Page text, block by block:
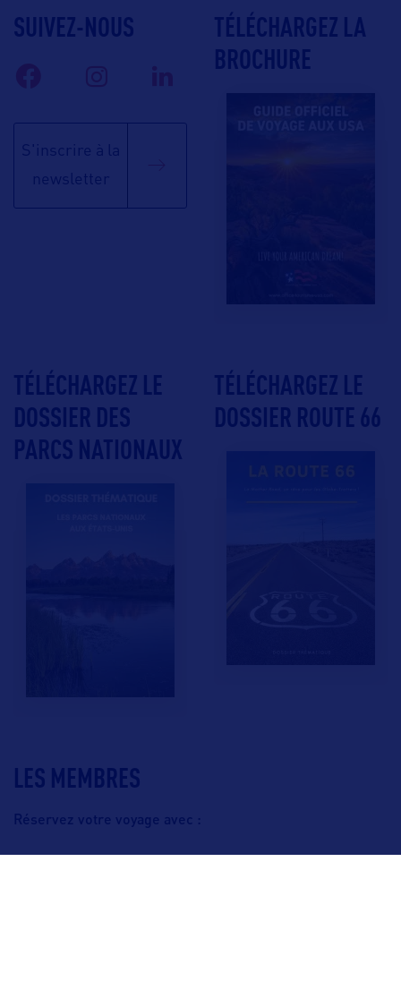
LES MEMBRES
Réservez votre voyage avec :
SUIVEZ-NOUS
S'inscrire à la
newsletter
TÉLÉCHARGEZ LA
BROCHURE
TÉLÉCHARGEZ LE
DOSSIER DES
PARCS NATIONAUX
TÉLÉCHARGEZ LE
DOSSIER ROUTE 66